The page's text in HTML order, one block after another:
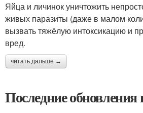
Яйца и личинок уничтожить
живых паразиты (даже в малом
вызвать тяжёлую интоксикацию и
вред.
читать дальше →
Последние обновления